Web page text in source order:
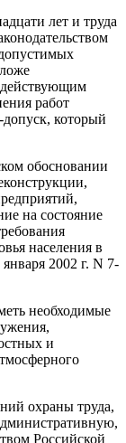
лет и труда
действующим
работ
который
обосновании
на состояние
населения в
2002 г. N 7-
необходимые
и
охраны труда,
Российской